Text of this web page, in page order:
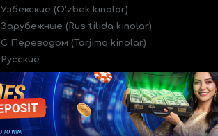
Узбекские (O'zbek kinolar)
Зарубежные (Rus tilida kinolar)
C Переводом (Tarjima kinolar)
Русские
Трейлеры (Treylerlar)